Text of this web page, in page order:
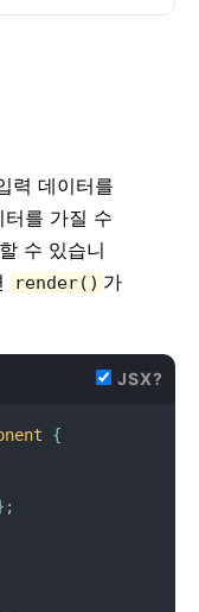
력 데이터를
를 가질 수
수 있습니
render() 가
JSX?
{
;